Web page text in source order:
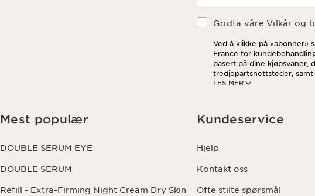
Godta våreVilkår og
LES MER
Ved å klikke på «abonner»
France for
basert på dine kjøpsvaner,
tredjepartsnettsteder,
ved å klikke på
Mest populær
DOUBLE SERUM EYE
DOUBLE SERUM
Refill - Extra-Firming Night Cream Dry Skin
Kundeservice
Hjelp
Kontakt oss
Ofte stilte spørsmål